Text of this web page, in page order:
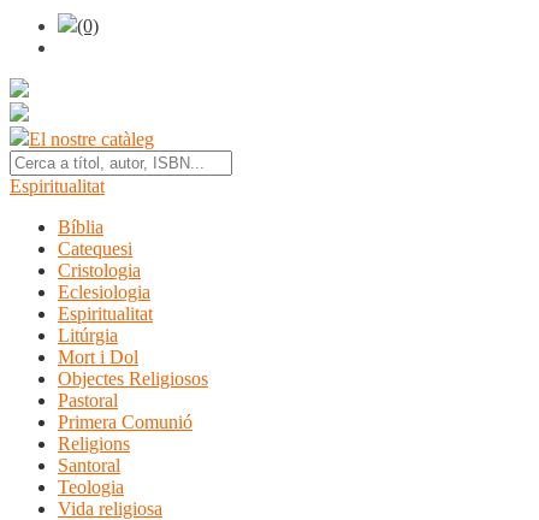
(0)
El nostre catàleg
Espiritualitat
Bíblia
Catequesi
Cristologia
Eclesiologia
Espiritualitat
Litúrgia
Mort i Dol
Objectes Religiosos
Pastoral
Primera Comunió
Religions
Santoral
Teologia
Vida religiosa